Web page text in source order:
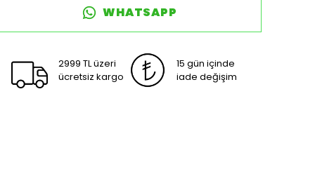
WHATSAPP
2999 TL üzeri
ücretsiz kargo
15 gün içinde
iade değişim